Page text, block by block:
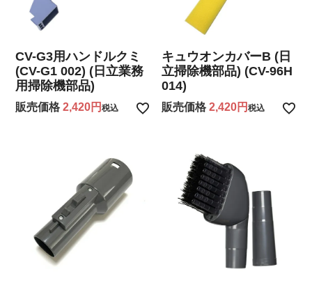
CV-G3用ハンドルクミ
(CV-G1 002) (日立業務
用掃除機部品)
販売価格 2,420 税込
キュウオンカバーB (日
立掃除機部品) (CV-96H
014)
販売価格 2,420 税込